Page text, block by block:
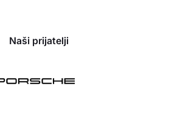
Naši prijatelji